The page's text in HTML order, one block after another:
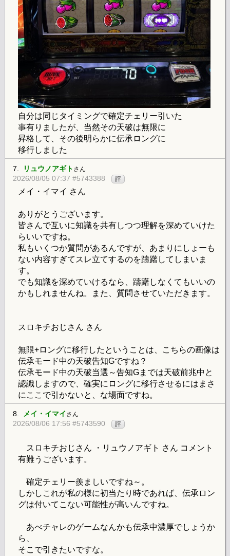
自分は同じタイミングで確定チェリー引いた
事有りましたが、当然その天破は無限に
昇格して、その後明らかに伝承ロングに
移行しました
7. リュウノアギト さん
2026/08/05 07:37 #5743388 評
メイ・イマイ さん
ありがとうございます。
皆さんで互いに知識を共有しつつ理解を深めていけた
らいいですね。
私もいくつか質問があるんですが、あまりにしょーも
ない内容すぎてスレ立てするのを躊躇してしまいま
す。
でも知識を深めていけるなら、躊躇しなくてもいいの
かもしれませんね。また、質問させていただきます。
スロキチおじさん さん
無限+ロングに移行したということは、こちらの画像は
伝承モード中の天破告知Gですね？
伝承モード中の天破当選～告知Gまでは天破前兆中と
認識しますので、確実にロングに移行させるにはまさ
にここで引かないと、な場面ですね。
8. メイ・イマイ さん
2026/08/06 17:56 #5743590 評
スロキチおじさん ・リュウノアギト さん コメント
有難うございます。
確定チェリー羨ましいですね～。
しかしこれが私の様に初当たり時であれば、伝承ロン
グは付いてこない可能性が高いんですね。
あべチャレのゲームなんかも伝承中濃厚でしょうか
ら、
そこで引きたいですな。